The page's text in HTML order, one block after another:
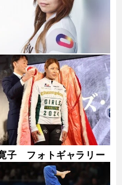
子 フォトギャラリー